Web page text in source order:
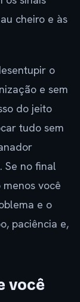
cheiro e às
o
e sem
do jeito
tudo sem
Se no final
você
e o
paciência e,
você